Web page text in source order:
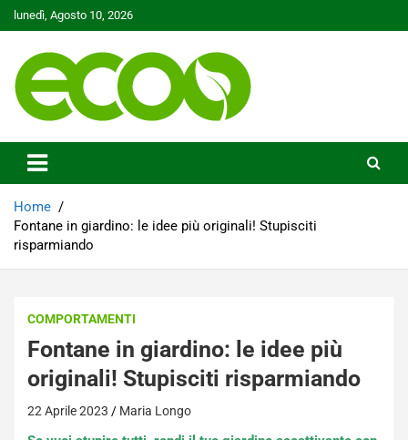
Skip
to
lunedì, Agosto 10, 2026
Ecoo.it
Home
Fontane in giardino: le idee più originali! Stupisciti
risparmiando
COMPORTAMENTI
Fontane in giardino: le idee più
originali! Stupisciti risparmiando
22 Aprile 2023 Maria Longo